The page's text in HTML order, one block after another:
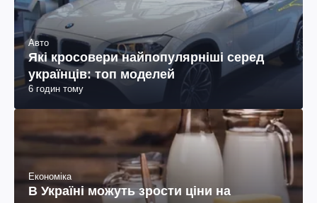
Авто
Які кросовери найпопулярніші серед
українців: топ моделей
6 годин тому
Економіка
В Україні можуть зрости ціни на